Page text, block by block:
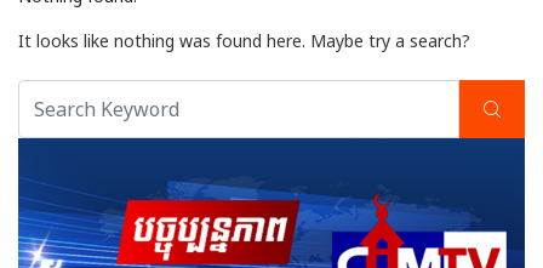
It looks like nothing was found here. Maybe try a search?